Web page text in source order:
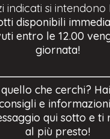
indicati si intendono
disponibili
entro le 12.00
giornata!
che cerchi?
e
qui sotto e ti
al più presto!